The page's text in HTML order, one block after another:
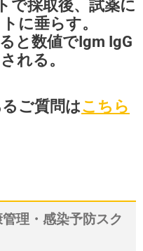
で採取後、試薬に
に垂らす。
と数値でIgm IgG
れる。
ご質問はこちら
理・感染予防スク